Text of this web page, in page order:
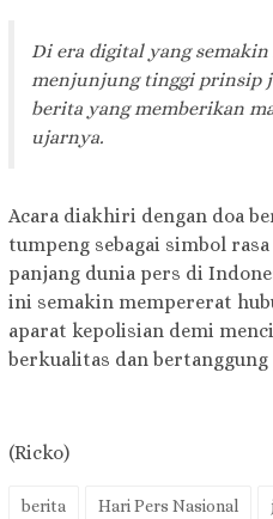
Di era digital yang
menjunjung tinggi prinsip
berita yang memberikan
ujarnya.
Acara diakhiri dengan doa
tumpeng sebagai simbol
panjang dunia pers di
ini semakin mempererat
aparat kepolisian demi
berkualitas dan bertanggung
(Ricko)
berita Hari Pers Nasional